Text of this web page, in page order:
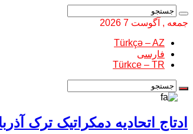
جمعه , آگوست 7 2026
Türkçə – AZ
فارسی
Türkce – TR
ادتاج اتحادیه دمکراتیک ترک